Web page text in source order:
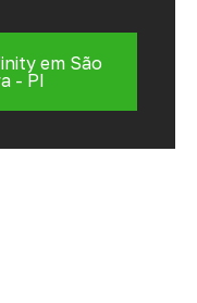
em São
- PI